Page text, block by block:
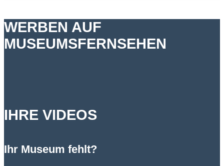
WERBEN AUF
MUSEUMSFERNSEHEN
IHRE VIDEOS
Ihr Museum fehlt?